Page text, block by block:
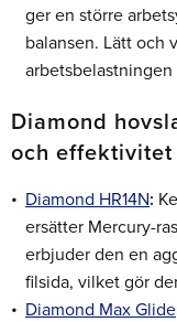
ger en större
balansen. Lätt och
Diamond
och effektivitet
Diamond HR14N:
ersätter Mercury-
erbjuder den en
filsida, vilket gör
Diamond Max Glide